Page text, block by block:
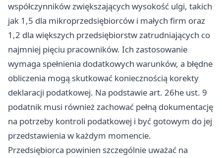
współczynników zwiększających wysokość ulgi, takich
jak 1,5 dla mikroprzedsiębiorców i małych firm oraz
1,2 dla większych przedsiębiorstw zatrudniających co
najmniej pięciu pracowników. Ich zastosowanie
wymaga spełnienia dodatkowych warunków, a błędne
obliczenia mogą skutkować koniecznością korekty
deklaracji podatkowej. Na podstawie art. 26he ust. 9
podatnik musi również zachować pełną dokumentację
na potrzeby kontroli podatkowej i być gotowym do jej
przedstawienia w każdym momencie.
Przedsiębiorca powinien szczególnie uważać na